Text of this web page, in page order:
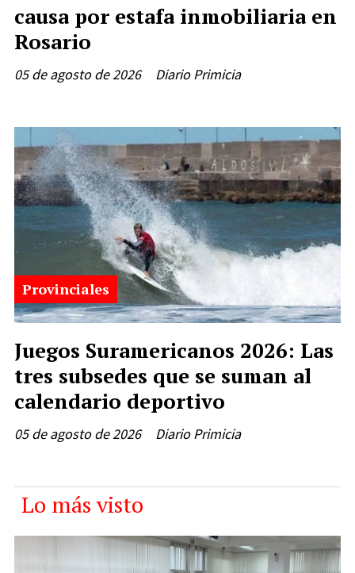
causa por estafa inmobiliaria en
Rosario
Diario Primicia
05 de agosto de 2026
Juegos Suramericanos 2026: Las
tres subsedes que se suman al
calendario deportivo
Diario Primicia
Provinciales
05 de agosto de 2026
Lo más visto